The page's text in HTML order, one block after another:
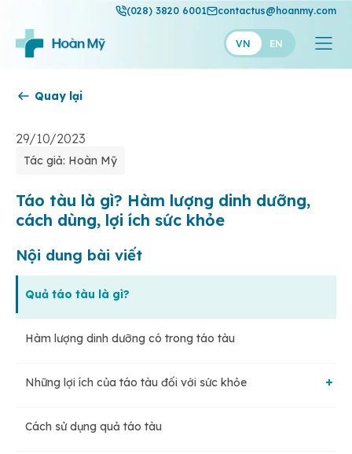
(028) 3820 6001 contactus@hoanmy.com
VN EN
Thuận Mỹ
Quay lại
29/10/2023
Tác giả: Hoàn Mỹ
Táo tàu là gì? Hàm lượng dinh dưỡng,
cách dùng, lợi ích sức khỏe
Nội dung bài viết
Quả táo tàu là gì?
Hàm lượng dinh dưỡng có trong táo tàu
Những lợi ích của táo tàu đối với sức khỏe
Táo tàu chứa chống oxy hóa cao
Cách sử dụng quả táo tàu